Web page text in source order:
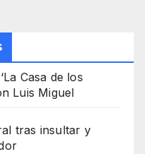
Casa de los
Luis Miguel
tras insultar y